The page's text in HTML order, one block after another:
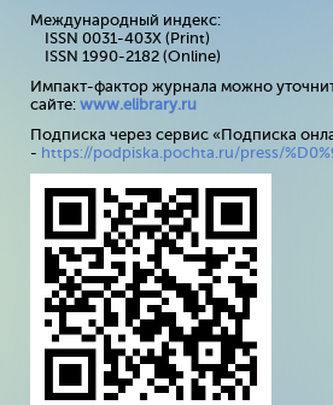
Международный индекс:
ISSN 0031-403X (Print)
ISSN 1990-2182 (Online)
Импакт-фактор журнала можно
сайте: www.elibrary.ru
Подписка через сервис «Подписка
- https://podpiska.pochta.ru/press/